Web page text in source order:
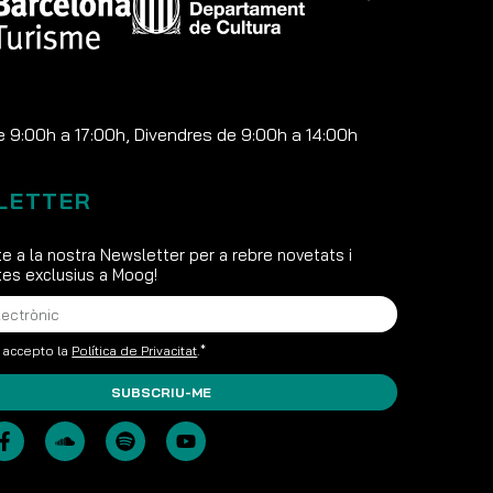
a 17:00h, Divendres de 9:00h a 14:00h
a la nostra Newsletter per a rebre novetats i
exclusius a Moog!
la Política de Privacitat .*
SUBSCRIU-ME